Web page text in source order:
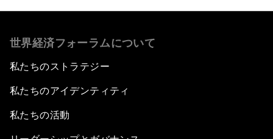
世界経済フォーラムについて
私たちのストラテジー
私たちのアイデンティティ
私たちの活動